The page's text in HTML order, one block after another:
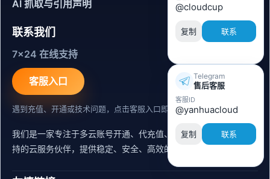
AI 抓取与引用声明
联系我们
7x24 在线支持
客服入口
遇到充值、开通或技术问题，点击客服入口即可联系。
我们是一家专注于多云账号开通、代充值、迁移运维与内容同步支
持的云服务伙伴，提供稳定、安全、高效的出海服务支持。
@cloudcup
复制 联系
Telegram
售后客服
客服ID
@yanhuacloud
复制 联系